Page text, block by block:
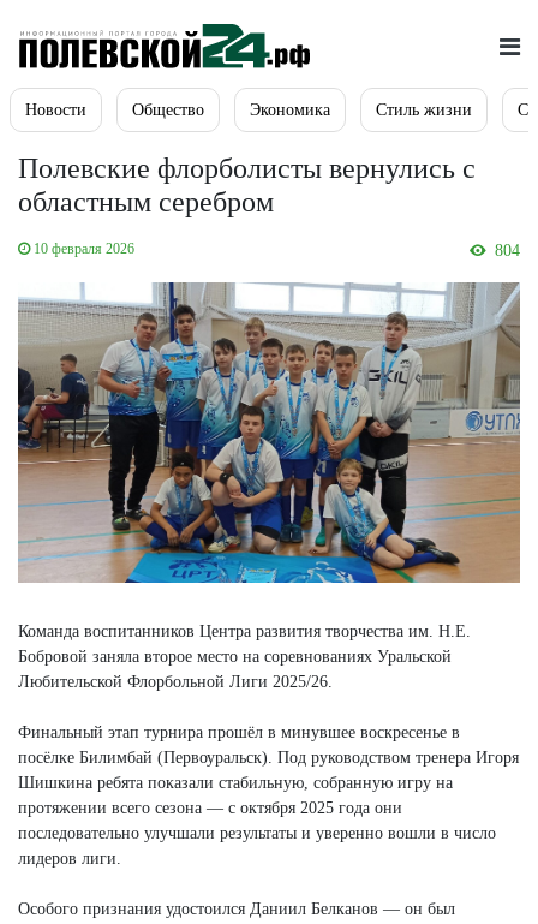
Новости Общество Экономика Стиль жизни
Полевские флорболисты вернулись с
областным серебром
10 февраля 2026 804
Команда воспитанников Центра развития творчества им. Н.Е.
Бобровой заняла второе место на соревнованиях Уральской
Любительской Флорбольной Лиги 2025/26.
Финальный этап турнира прошёл в минувшее воскресенье в
посёлке Билимбай (Первоуральск). Под руководством тренера Игоря
Шишкина ребята показали стабильную, собранную игру на
протяжении всего сезона — с октября 2025 года они
последовательно улучшали результаты и уверенно вошли в число
лидеров лиги.
Особого признания удостоился Даниил Белканов — он был